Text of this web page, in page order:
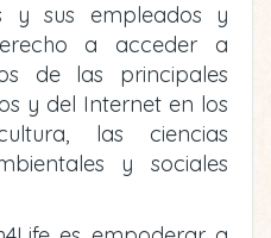
y sus empleados y
a acceder a
de las principales
y del Internet en los
las ciencias
y sociales